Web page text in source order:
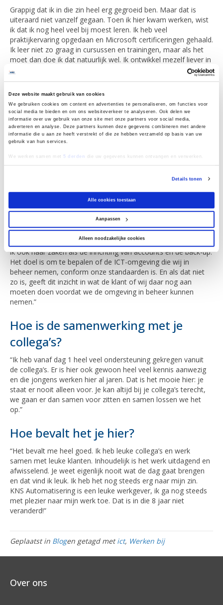
Deze website maakt gebruik van cookies
We gebruiken cookies om content en advertenties te personaliseren, om functies voor
social media te bieden en om ons websiteverkeer te analyseren. Ook delen we
informatie over uw gebruik van onze site met onze partners voor social media,
adverteren en analyse. Deze partners kunnen deze gegevens combineren met andere
informatie die u aan ze heeft verstrekt of die ze hebben verzameld op basis van uw
gebruik van hun services.
We werken samen met 5 derden die uw gegevens kunnen ontvangen en verwerken.
Details tonen
Alle cookies toestaan
Aanpassen
Alleen noodzakelijke cookies
Grappig dat ik in die zin heel erg gegroeid ben. Maar dat is
uiteraard niet vanzelf gegaan. Toen ik hier kwam werken, wist
ik dat ik nog heel veel bij moest leren. Ik heb veel
praktijkervaring opgedaan en Microsoft certificeringen gehaald.
Ik leer niet zo graag in cursussen en trainingen, maar als het
moet dan doe ik dat natuurlijk wel. Ik ontwikkel mezelf liever in
de praktijk: als ik iets interessant vind dan ga ik er ook thuis
mee aan de slag. KNS Automatisering is ook een organisatie
Hoe ziet jouw werkweek als ICT-
consultant eruit?
“Ik pak om te beginnen alle problemen op die onze eerstelijns-
collega’s niet kunnen oplossen. Daarnaast onderhoud ik onze
monitoring tool inclusief de automatisering daarvan. Verder
doe ik allerlei projecten, van de implementatie van Microsoft
Ik ben laatst bijvoorbeeld bij een nieuwe managed services-
klant geweest voor hun onboarding. Dan breng ik hun ICT-
omgeving in kaart om hun servers, switches, werkplekken en
firewalls in onze monitoring op te kunnen nemen. Daarbij kijk
ik ook naar zaken als de inrichting van accounts en de back-up.
Het doel is om te bepalen of de ICT-omgeving die wij in
beheer nemen, conform onze standaarden is. En als dat niet
zo is, geeft dit inzicht in wat de klant of wij daar nog aan
moeten doen voordat we de omgeving in beheer kunnen
nemen.”
Hoe is de samenwerking met je
collega’s?
“Ik heb vanaf dag 1 heel veel ondersteuning gekregen vanuit
de collega’s. Er is hier ook gewoon heel veel kennis aanwezig
en die jongens werken hier al jaren. Dat is het mooie hier: je
staat er nooit alleen voor. Je kan altijd bij je collega’s terecht,
we gaan er dan samen voor zitten en samen lossen we het
op.”
Hoe bevalt het je hier?
“Het bevalt me heel goed. Ik heb leuke collega’s en werk
samen met leuke klanten. Inhoudelijk is het werk uitdagend en
afwisselend. Je weet eigenlijk nooit wat de dag gaat brengen
en dat vind ik leuk. Ik heb het nog steeds erg naar mijn zin.
KNS Automatisering is een leuke werkgever, ik ga nog steeds
met plezier naar mijn werk toe. Dat is in die 8 jaar niet
veranderd!”
Geplaatst in Blogen getagd metict, Werken bij
Over ons